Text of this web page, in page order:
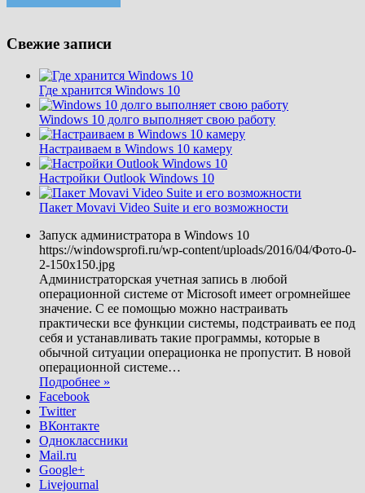
Свежие записи
Где хранится Windows 10
Windows 10 долго выполняет свою работу
Настраиваем в Windows 10 камеру
Настройки Outlook Windows 10
Пакет Movavi Video Suite и его возможности
Запуск администратора в Windows 10
https://windowsprofi.ru/wp-content/uploads/2016/04/Фото-0-
2-150x150.jpg
Администраторская учетная запись в любой
операционной системе от Microsoft имеет огромнейшее
значение. С ее помощью можно настраивать
практически все функции системы, подстраивать ее под
себя и устанавливать такие программы, которые в
обычной ситуации операционка не пропустит. В новой
операционной системе…
Подробнее »
Facebook
Twitter
ВКонтакте
Одноклассники
Mail.ru
Google+
Livejournal